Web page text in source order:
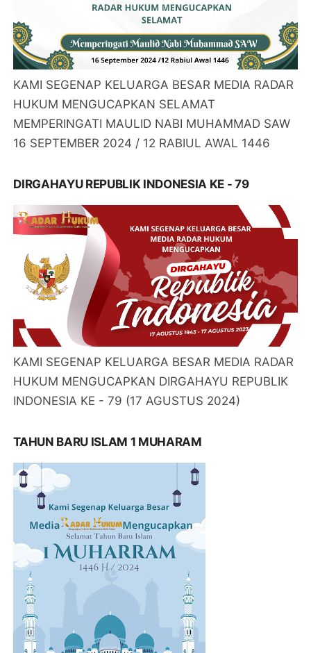
KAMI SEGENAP KELUARGA BESAR MEDIA RADAR
HUKUM MENGUCAPKAN SELAMAT
MEMPERINGATI MAULID NABI MUHAMMAD SAW
16 SEPTEMBER 2024 / 12 RABIUL AWAL 1446
DIRGAHAYU REPUBLIK INDONESIA KE - 79
KAMI SEGENAP KELUARGA BESAR MEDIA RADAR
HUKUM MENGUCAPKAN DIRGAHAYU REPUBLIK
INDONESIA KE - 79 (17 AGUSTUS 2024)
TAHUN BARU ISLAM 1 MUHARAM